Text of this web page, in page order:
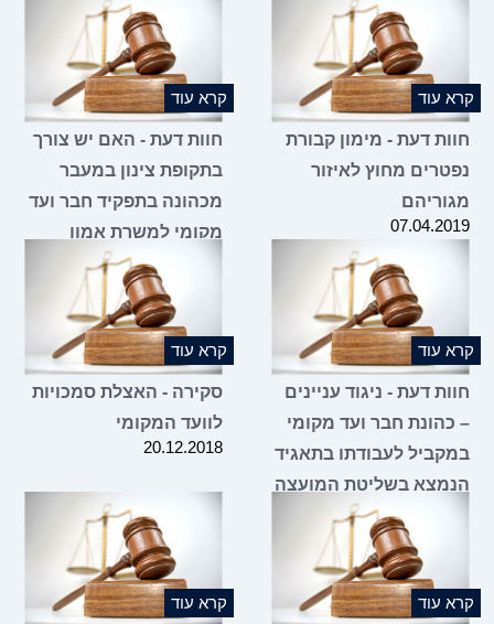
קרא עוד
חוות דעת - מימון קבורת
נפטרים מחוץ לאיזור
מגוריהם
07.04.2019
קרא עוד
חוות דעת - האם יש צורך
בתקופת צינון במעבר
מכהונה בתפקיד חבר ועד
מקומי למשרת אמון
במועצה האזורית?
07.02.2019
קרא עוד
חוות דעת - ניגוד עניינים
– כהונת חבר ועד מקומי
במקביל לעבודתו בתאגיד
הנמצא בשליטת המועצה
קרא עוד
סקירה - האצלת סמכויות
לוועד המקומי
20.12.2018
קרא עוד קרא עוד